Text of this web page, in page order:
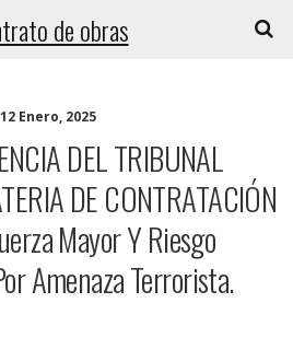
de obras
12 Enero, 2025
DEL TRIBUNAL
DE CONTRATACIÓN
Mayor Y Riesgo
Amenaza Terrorista.